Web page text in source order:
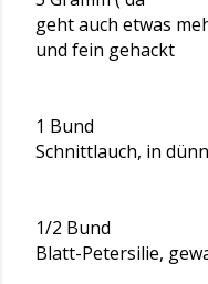
geht auch etwas
und fein gehackt
1 Bund
Schnittlauch, in
1/2 Bund
Blatt-Petersilie,